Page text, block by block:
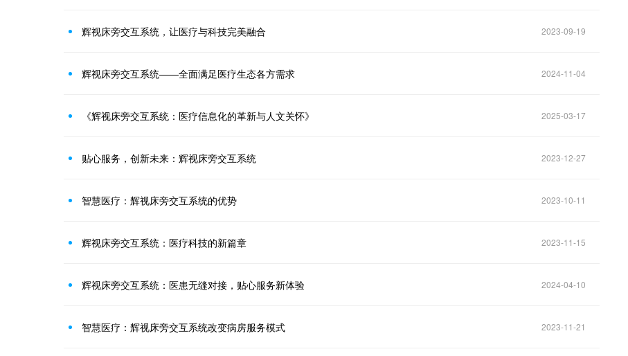
辉视床旁交互系统，让医疗与科技完美融合 2023-09-19
辉视床旁交互系统——全面满足医疗生态各方需求 2024-11-04
《辉视床旁交互系统：医疗信息化的革新与人文关怀》 2025-03-17
贴心服务，创新未来：辉视床旁交互系统 2023-12-27
智慧医疗：辉视床旁交互系统的优势 2023-10-11
辉视床旁交互系统：医疗科技的新篇章 2023-11-15
辉视床旁交互系统：医患无缝对接，贴心服务新体验 2024-04-10
智慧医疗：辉视床旁交互系统改变病房服务模式 2023-11-21